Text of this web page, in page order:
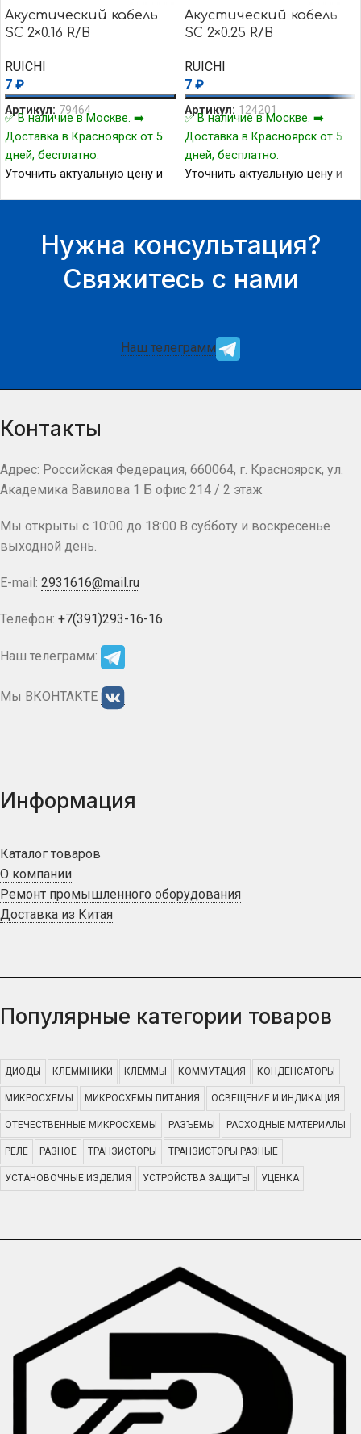
Акустический кабель
SC 2×0.16 R/B
RUICHI
7 ₽
Артикул: 79464
✅ В наличие в Москве. ➡️
Доставка в Красноярск от 5
дней, бесплатно.
Уточнить актуальную цену и
Акустический кабель
SC 2×0.25 R/B
RUICHI
7 ₽
Артикул: 124201
✅ В наличие в Москве. ➡️
Доставка в Красноярск от 5
дней, бесплатно.
Уточнить актуальную цену и
Нужна консультация?
Свяжитесь с нами
Наш телеграмм
Контакты
Адрес: Российская Федерация, 660064, г. Красноярск, ул.
Академика Вавилова 1 Б офис 214 / 2 этаж
Мы открыты с 10:00 до 18:00 В субботу и воскресенье
выходной день.
E-mail: 2931616@mail.ru
Телефон: +7(391)293-16-16
Наш телеграмм:
Мы ВКОНТАКТЕ
Информация
Каталог товаров
О компании
Ремонт промышленного оборудования
Доставка из Китая
Популярные категории товаров
ДИОДЫ КЛЕММНИКИ КЛЕММЫ КОММУТАЦИЯ КОНДЕНСАТОРЫ
МИКРОСХЕМЫ МИКРОСХЕМЫ ПИТАНИЯ ОСВЕЩЕНИЕ И ИНДИКАЦИЯ
ОТЕЧЕСТВЕННЫЕ МИКРОСХЕМЫ РАЗЪЕМЫ РАСХОДНЫЕ МАТЕРИАЛЫ
РЕЛЕ РАЗНОЕ ТРАНЗИСТОРЫ ТРАНЗИСТОРЫ РАЗНЫЕ
УСТАНОВОЧНЫЕ ИЗДЕЛИЯ УСТРОЙСТВА ЗАЩИТЫ УЦЕНКА